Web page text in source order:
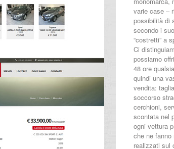
varie case –
possibilità di
secondo i
“costretti” a
Ci
possiamo
48 ore
quindi una
vendita:
soccorso
cerchioni,
scontata nel
ogni vettura
che ne
realizzati sul